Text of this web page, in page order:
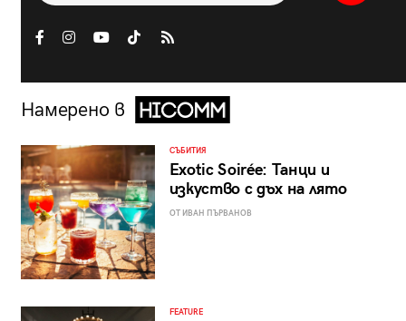
Намерено в
СЪБИТИЯ
Exotic Soirée: Танци и
изкуство с дъх на лято
ОТ ИВАН ПЪРВАНОВ
FEATURE